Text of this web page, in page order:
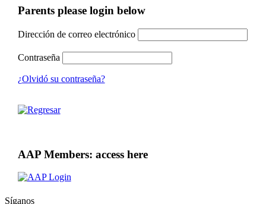
Parents please login below
Dirección de correo electrónico
Contraseña
¿Olvidó su contraseña?
AAP Members: access here
Síganos